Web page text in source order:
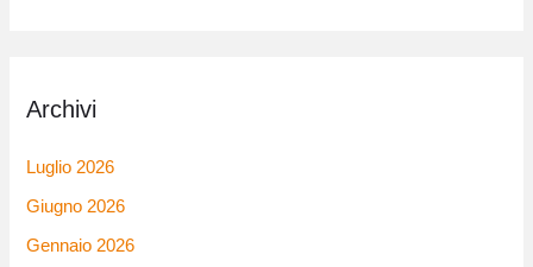
Archivi
Luglio 2026
Giugno 2026
Gennaio 2026